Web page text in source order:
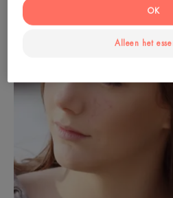
Alleen het
OK